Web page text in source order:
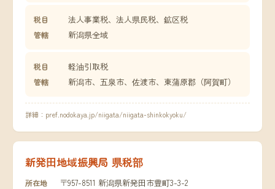
税目 法人事業税、法人県民税、鉱区税
管轄 新潟県全域
税目 軽油引取税
管轄 新潟市、五泉市、佐渡市、東蒲原郡（阿賀町）
詳細： pref.nodokaya.jp/niigata/niigata-shinkokyoku/
新発田地域振興局 県税部
所在地 〒957-8511 新潟県新発田市豊町3-3-2